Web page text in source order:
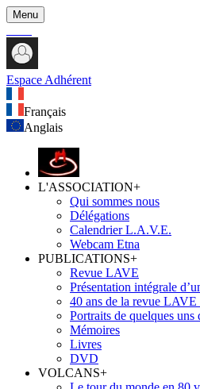
Menu
Espace Adhérent
Français
Anglais
L'ASSOCIATION+
Qui sommes nous
Délégations
Calendrier L.A.V.E.
Webcam Etna
PUBLICATIONS+
Revue LAVE
Présentation intégrale
40 ans de la revue LAVE
Portraits de quelques uns
Mémoires
Livres
DVD
VOLCANS+